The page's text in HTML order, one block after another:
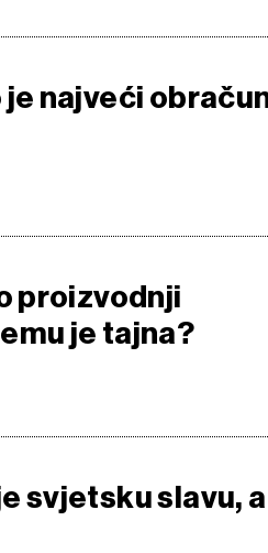
najveći
proizvodnji
je tajna?
svjetsku slavu, a